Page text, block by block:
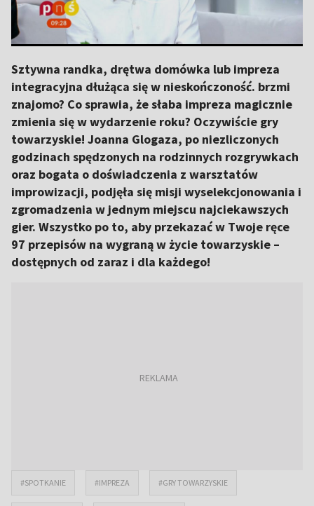
Sztywna randka, drętwa domówka lub impreza
integracyjna dłużąca się w nieskończoność. brzmi
znajomo? Co sprawia, że słaba impreza magicznie
zmienia się w wydarzenie roku? Oczywiście gry
towarzyskie! Joanna Glogaza, po niezliczonych
godzinach spędzonych na rodzinnych rozgrywkach
oraz bogata o doświadczenia z warsztatów
improwizacji, podjęła się misji wyselekcjonowania i
zgromadzenia w jednym miejscu najciekawszych
gier. Wszystko po to, aby przekazać w Twoje ręce
97 przepisów na wygraną w życie towarzyskie –
dostępnych od zaraz i dla każdego!
#SPOTKANIE #IMPREZA #GRY TOWARZYSKIE